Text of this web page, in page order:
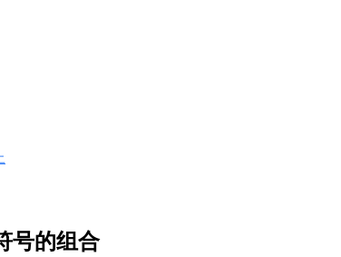
号的组合